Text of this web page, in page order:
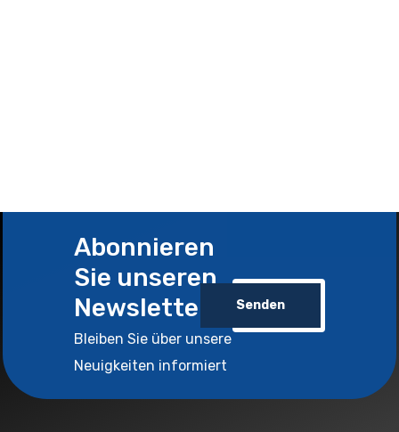
Abonnieren
Sie unseren
Newsletter
Bleiben Sie über unsere
Neuigkeiten informiert
Senden